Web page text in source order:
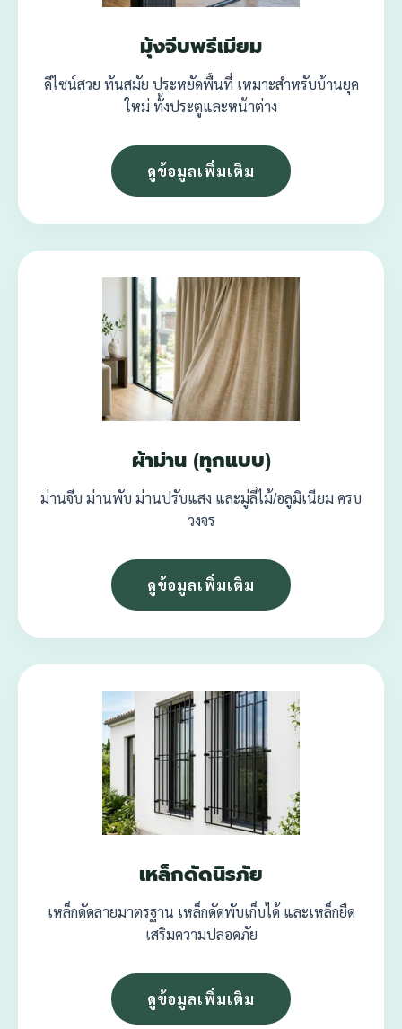
มุ้งจีบพรีเมียม
ดีไซน์สวย ทันสมัย ประหยัดพื้นที่ เหมาะสำหรับบ้านยุค
ใหม่ ทั้งประตูและหน้าต่าง
ดูข้อมูลเพิ่มเติม
ผ้าม่าน (ทุกแบบ)
ม่านจีบ ม่านพับ ม่านปรับแสง และมู่ลี่ไม้/อลูมิเนียม ครบ
วงจร
ดูข้อมูลเพิ่มเติม
เหล็กดัดนิรภัย
เหล็กดัดลายมาตรฐาน เหล็กดัดพับเก็บได้ และเหล็กยืด
เสริมความปลอดภัย
ดูข้อมูลเพิ่มเติม